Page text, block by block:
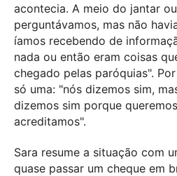
acontecia. A meio do jantar
perguntávamos, mas não
íamos recebendo de
nada ou então eram coisas
chegado pelas paróquias".
só uma: "nós dizemos sim,
dizemos sim porque
acreditamos".
Sara resume a situação com
quase passar um cheque em